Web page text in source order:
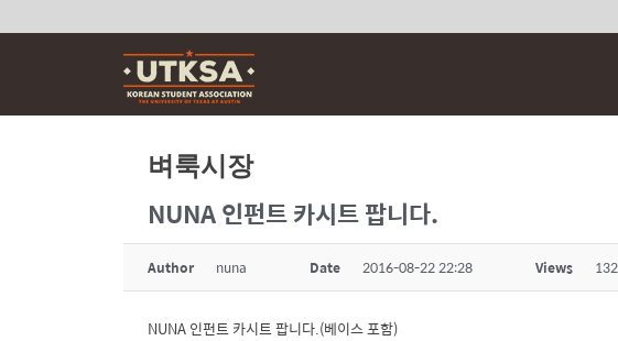
벼룩시장
NUNA 인펀트 카시트 팝니다.
Author nuna Date 2016-08-22 22:28 Views
NUNA 인펀트 카시트 팝니다.(베이스 포함)